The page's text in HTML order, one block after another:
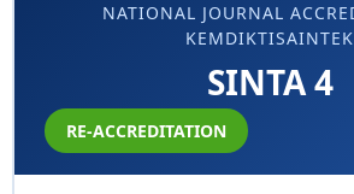
NATIONAL JOURNAL
KEMDIKTISAINTEK
SINTA 4
RE-ACCREDITATION